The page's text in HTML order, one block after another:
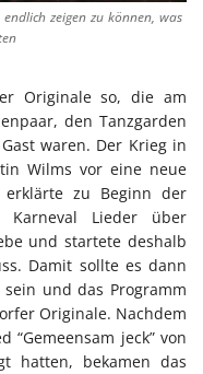
zeigen zu können, was
Originale so, die am
den Tanzgarden
waren. Der Krieg in
Wilms vor eine neue
erklärte zu Beginn der
Lieder über
und startete deshalb
Damit sollte es dann
und das Programm
Originale. Nachdem
“Gemeensam jeck” von
hatten, bekamen das